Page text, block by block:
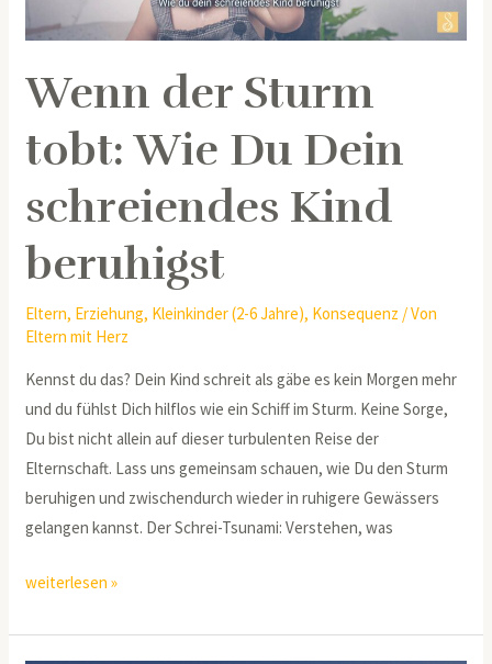
Wenn der Sturm
tobt: Wie Du Dein
schreiendes Kind
beruhigst
Eltern, Erziehung, Kleinkinder (2-6 Jahre), Konsequenz / Von
Eltern mit Herz
Kennst du das? Dein Kind schreit als gäbe es kein Morgen mehr
und du fühlst Dich hilflos wie ein Schiff im Sturm. Keine Sorge,
Du bist nicht allein auf dieser turbulenten Reise der
Elternschaft. Lass uns gemeinsam schauen, wie Du den Sturm
beruhigen und zwischendurch wieder in ruhigere Gewässers
gelangen kannst. Der Schrei-Tsunami: Verstehen, was
schreiendes
Kind
beruhigst
weiterlesen »